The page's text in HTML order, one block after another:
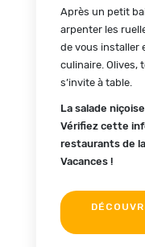
Après un petit
arpenter les
de vous installer
culinaire. Olives,
s’invite à table.
La salade
Vérifiez cette
restaurants de
Vacances !